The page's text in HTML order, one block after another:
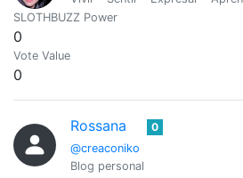
SLOTHBUZZ Power
0
Vote Value
0
Rossana
@creaconiko
0
Blog personal